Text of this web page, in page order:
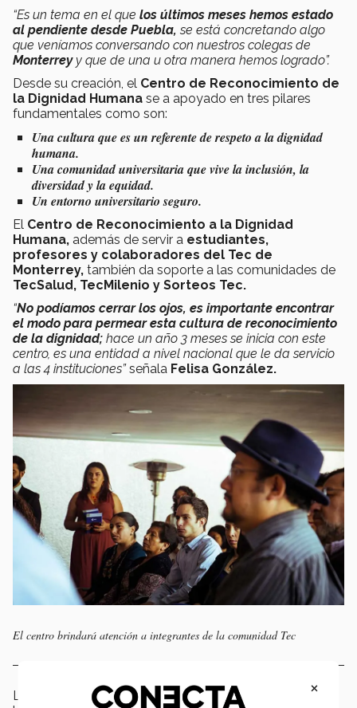
“Es un tema en el que los últimos meses hemos estado
al pendiente desde Puebla, se está concretando algo
que veníamos conversando con nuestros colegas de
Monterreyy que de una u otra manera hemos logrado”.
Desde su creación, el Centro de Reconocimiento de
la Dignidad Humana se a apoyado en tres pilares
fundamentales como son:
Una cultura que es un referente de respeto a la dignidad
humana.
Una comunidad universitaria que vive la inclusión, la
diversidad y la equidad.
Un entorno universitario seguro.
El Centro de Reconocimiento a la Dignidad
Humana, además de servir a estudiantes,
profesores y colaboradores del Tec de
Monterrey, también da soporte a las comunidades de
TecSalud, TecMilenio y Sorteos Tec.
“No podíamos cerrar los ojos, es importante encontrar
el modo para permear esta cultura de reconocimiento
de la dignidad; hace un año 3 meses se inicia con este
centro, es una entidad a nivel nacional que le da servicio
a las 4 instituciones”señala Felisa González.
El centro brindará atención a integrantes de la comunidad Tec
La psicólogaThania Ramírez Pérezserá quien guíe
×